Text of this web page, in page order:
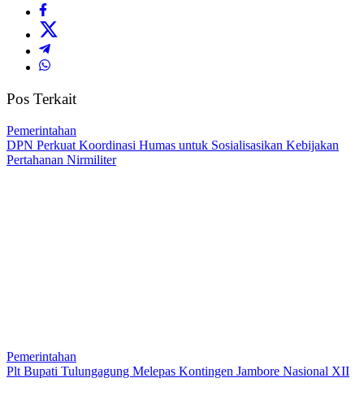
Pos Terkait
Pemerintahan
DPN Perkuat Koordinasi Humas untuk Sosialisasikan Kebijakan
Pertahanan Nirmiliter
Pemerintahan
Plt Bupati Tulungagung Melepas Kontingen Jambore Nasional XII